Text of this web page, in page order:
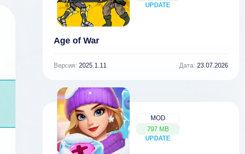
UPDATE
NEW
Age of War
Версия: 2025.1.11 Дата: 23.07.2026
MOD
797 MB
UPDATE
NEW